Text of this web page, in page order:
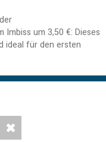
um 3,50 €: Dieses
ideal für den ersten